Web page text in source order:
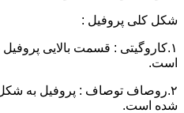
شکل کلی پروفیل :
۱.کاروگیتی : قسمت بالایی
است.
۲.روصاف توصاف : پروفیل به
شده است.